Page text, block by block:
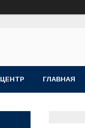
ГЛАВНАЯ